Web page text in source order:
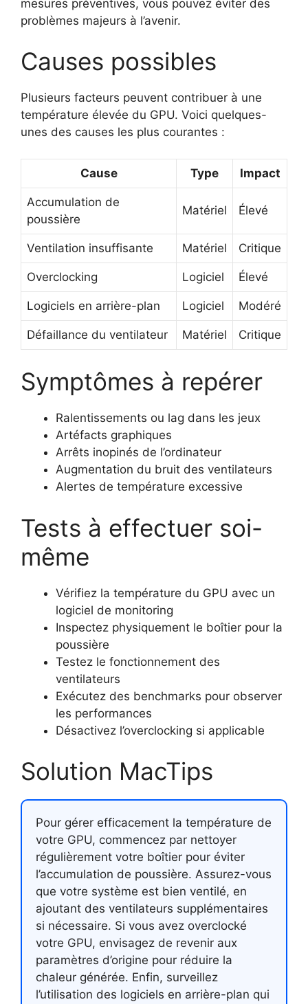
mesures préventives, vous pouvez éviter des
problèmes majeurs à l’avenir.
Causes possibles
Plusieurs facteurs peuvent contribuer à une
température élevée du GPU. Voici quelques-
unes des causes les plus courantes :
Cause Type Impact
Accumulation de
poussière
Matériel Élevé
Ventilation insuffisante Matériel Critique
Overclocking Logiciel Élevé
Logiciels en arrière-plan Logiciel Modéré
Défaillance du ventilateur Matériel Critique
Symptômes à repérer
Ralentissements ou lag dans les jeux
Artéfacts graphiques
Arrêts inopinés de l’ordinateur
Augmentation du bruit des ventilateurs
Alertes de température excessive
Tests à effectuer soi-
même
Vérifiez la température du GPU avec un
logiciel de monitoring
Inspectez physiquement le boîtier pour la
poussière
Testez le fonctionnement des
ventilateurs
Exécutez des benchmarks pour observer
les performances
Désactivez l’overclocking si applicable
Solution MacTips
Pour gérer efficacement la température de
votre GPU, commencez par nettoyer
régulièrement votre boîtier pour éviter
l’accumulation de poussière. Assurez-vous
que votre système est bien ventilé, en
ajoutant des ventilateurs supplémentaires
si nécessaire. Si vous avez overclocké
votre GPU, envisagez de revenir aux
paramètres d’origine pour réduire la
chaleur générée. Enfin, surveillez
l’utilisation des logiciels en arrière-plan qui